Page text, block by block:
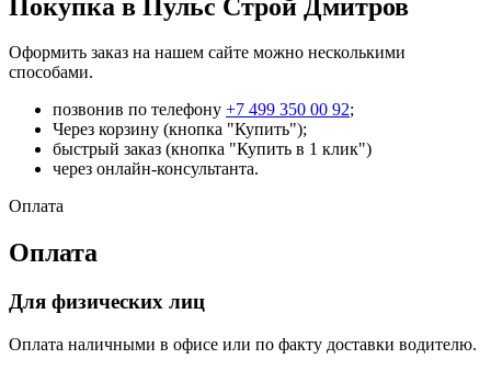
Покупка в Пульс Строй Дмитров
Оформить заказ на нашем сайте можно несколькими
способами.
позвонив по телефону +7 499 350 00 92;
Через корзину (кнопка "Купить");
быстрый заказ (кнопка "Купить в 1 клик")
через онлайн-консультанта.
Оплата
Оплата
Для физических лиц
Оплата наличными в офисе или по факту доставки водителю.